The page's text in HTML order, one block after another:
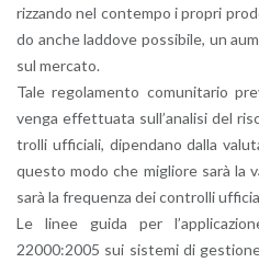
riz­zan­do nel con­tem­po i pro­pri
do anche lad­do­ve pos­si­bi­le, un
sul mer­ca­to.
Tale re­go­la­men­to co­mu­ni­ta­rio
venga ef­fet­tua­ta sul­l’a­na­li­si del
trol­li uf­fi­cia­li, di­pen­da­no dalla
que­sto modo che mi­glio­re sarà la
sarà la fre­quen­za dei con­trol­li
Le linee guida per
22000:2005 sui si­ste­mi di